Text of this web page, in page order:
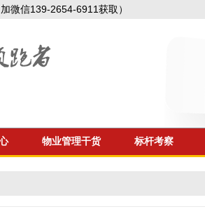
微信139-2654-6911获取）
物业管理干货 标杆考察